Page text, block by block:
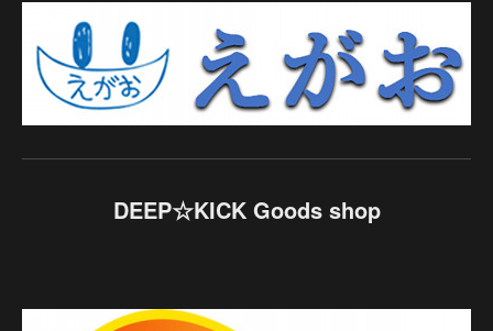
DEEP☆KICK Goods shop